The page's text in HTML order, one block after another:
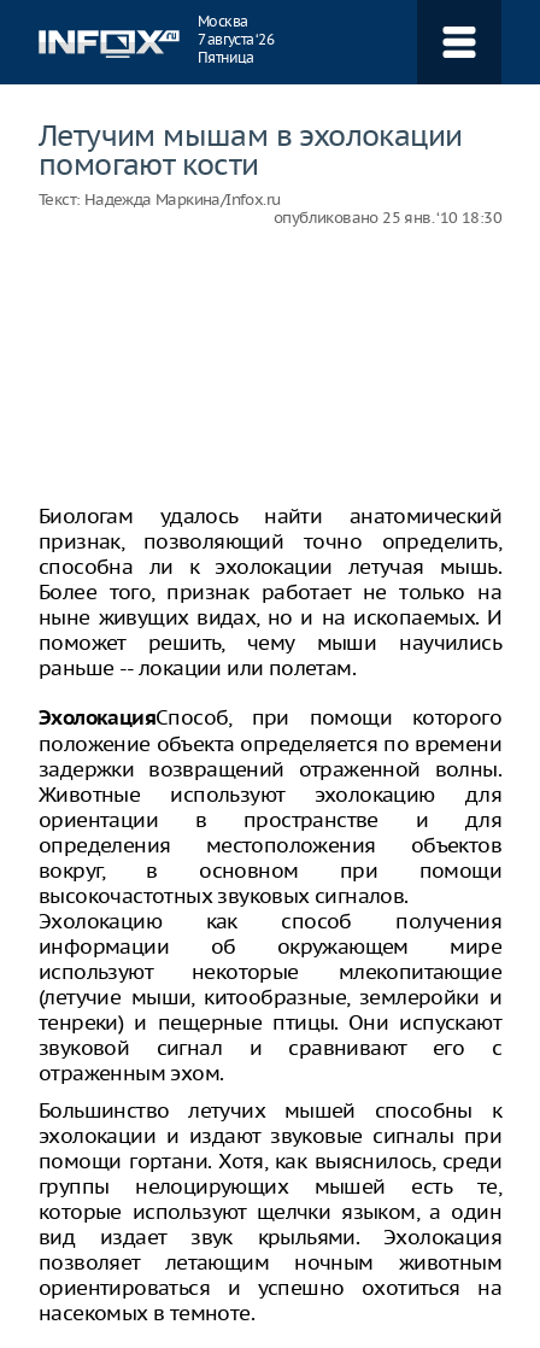
Москва
7 августа ‘26
Пятница
Летучим мышам в эхолокации
помогают кости
Текст: Надежда Маркина/Infox.ru
опубликовано 25 янв. ‘10 18:30
Биологам удалось найти анатомический
признак, позволяющий точно определить,
способна ли к эхолокации летучая мышь.
Более того, признак работает не только на
ныне живущих видах, но и на ископаемых. И
поможет решить, чему мыши научились
раньше -- локации или полетам.
ЭхолокацияСпособ, при помощи которого
положение объекта определяется по времени
задержки возвращений отраженной волны.
Животные используют эхолокацию для
ориентации в пространстве и для
определения местоположения объектов
вокруг, в основном при помощи
высокочастотных звуковых сигналов.
Эхолокацию как способ получения
информации об окружающем мире
используют некоторые млекопитающие
(летучие мыши, китообразные, землеройки и
тенреки) и пещерные птицы. Они испускают
звуковой сигнал и сравнивают его с
отраженным эхом.
Большинство летучих мышей способны к
эхолокации и издают звуковые сигналы при
помощи гортани. Хотя, как выяснилось, среди
группы нелоцирующих мышей есть те,
которые используют щелчки языком, а один
вид издает звук крыльями. Эхолокация
позволяет летающим ночным животным
ориентироваться и успешно охотиться на
насекомых в темноте.